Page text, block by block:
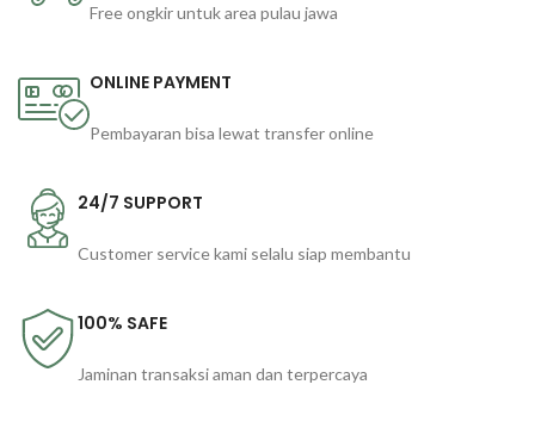
Free ongkir untuk area pulau jawa
ONLINE PAYMENT
Pembayaran bisa lewat transfer online
24/7 SUPPORT
Customer service kami selalu siap membantu
100% SAFE
Jaminan transaksi aman dan terpercaya